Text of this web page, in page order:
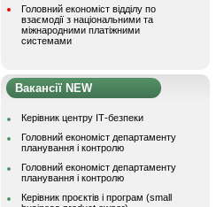
Головний економіст відділу по
взаємодії з національними та
міжнародними платіжними
системами
Вакансії NEW
Керівник центру ІТ-безпеки
Головний економіст департаменту
планування і контролю
Головний економіст департаменту
планування і контролю
Керівник проєктів і програм (small